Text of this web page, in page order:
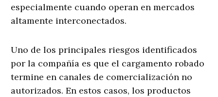
especialmente cuando operan en mercados
altamente interconectados.
Uno de los principales riesgos identificados
por la compañía es que el cargamento robado
termine en canales de comercialización no
autorizados. En estos casos, los productos